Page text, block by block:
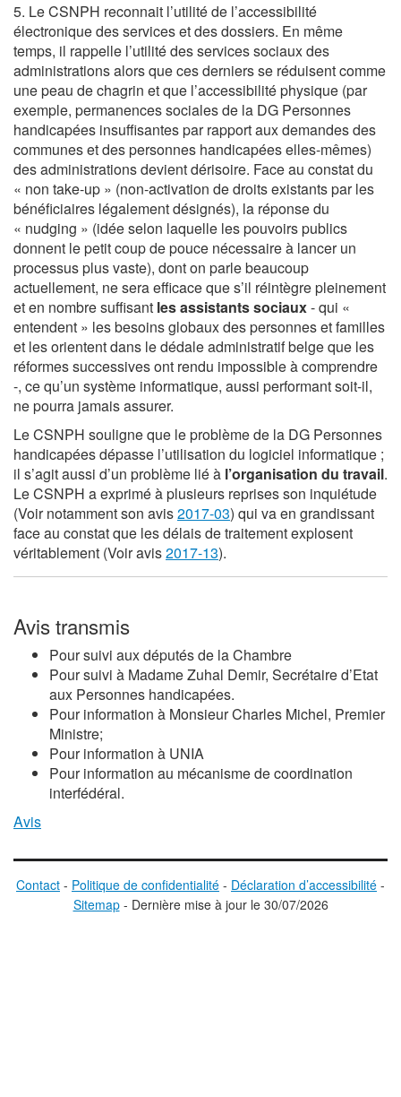
5. Le CSNPH reconnait l’utilité de l’accessibilité
électronique des services et des dossiers. En même
temps, il rappelle l’utilité des services sociaux des
administrations alors que ces derniers se réduisent comme
une peau de chagrin et que l’accessibilité physique (par
exemple, permanences sociales de la DG Personnes
handicapées insuffisantes par rapport aux demandes des
communes et des personnes handicapées elles-mêmes)
des administrations devient dérisoire. Face au constat du
« non take-up » (non-activation de droits existants par les
bénéficiaires légalement désignés), la réponse du
« nudging » (idée selon laquelle les pouvoirs publics
donnent le petit coup de pouce nécessaire à lancer un
processus plus vaste), dont on parle beaucoup
actuellement, ne sera efficace que s’il réintègre pleinement
et en nombre suffisant les assistants sociaux- qui «
entendent » les besoins globaux des personnes et familles
et les orientent dans le dédale administratif belge que les
réformes successives ont rendu impossible à comprendre
-, ce qu’un système informatique, aussi performant soit-il,
ne pourra jamais assurer.
Le CSNPH souligne que le problème de la DG Personnes
handicapées dépasse l’utilisation du logiciel informatique ;
il s’agit aussi d’un problème lié à l’organisation du travail.
Le CSNPH a exprimé à plusieurs reprises son inquiétude
(Voir notamment son avis2017-03) qui va en grandissant
face au constat que les délais de traitement explosent
véritablement (Voir avis2017-13).
Avis transmis
Pour suivi aux députés de la Chambre
Pour suivi à Madame Zuhal Demir, Secrétaire d’Etat
aux Personnes handicapées.
Pour information à Monsieur Charles Michel, Premier
Ministre;
Pour information à UNIA
Pour information au mécanisme de coordination
interfédéral.
Avis
Contact - Politique de confidentialité - Déclaration d’accessibilité -
Sitemap - Dernière mise à jour le30/07/2026